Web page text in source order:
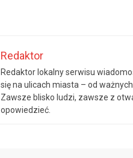
Redaktor
Redaktor lokalny serwisu
się na ulicach miasta – od
Zawsze blisko ludzi, zawsze z
opowiedzieć.